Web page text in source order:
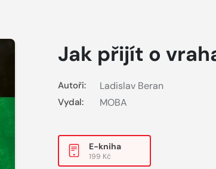
Jak přijít o
Autoři: Ladislav Beran
Vydal: MOBA
E-kniha
199 Kč